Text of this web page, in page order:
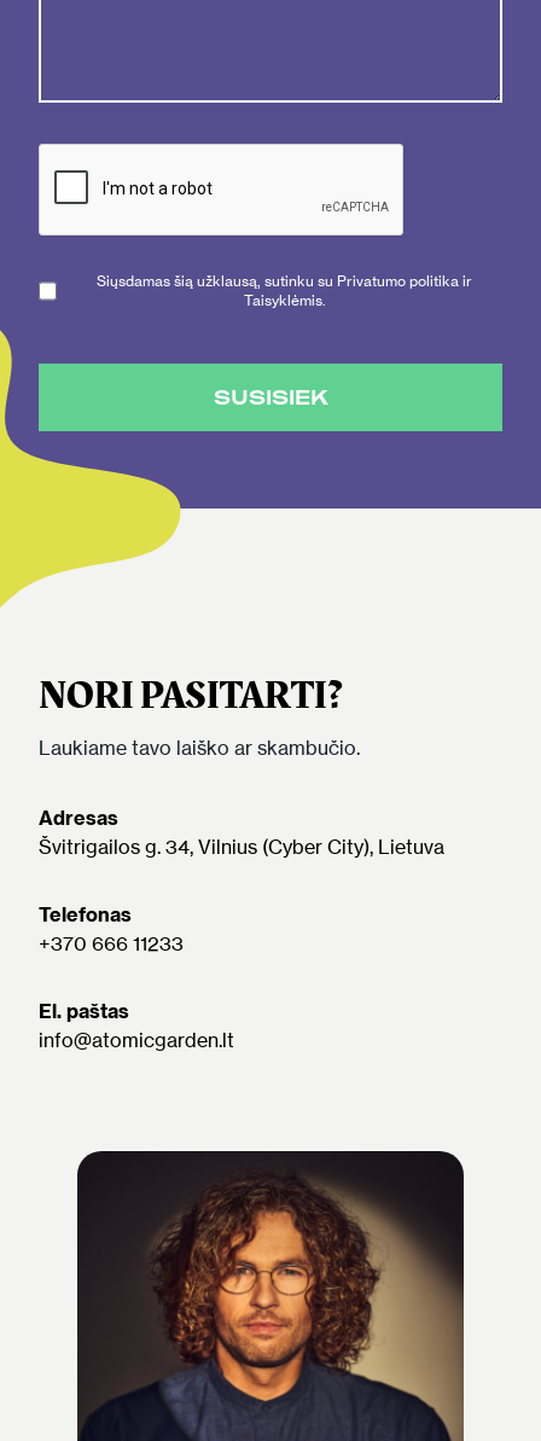
Siųsdamas šią užklausą, sutinku su Privatumo politika ir
Taisyklėmis.
SUSISIEK
NORI PASITARTI?
Laukiame tavo laiško ar skambučio.
Adresas
Švitrigailos g. 34, Vilnius (Cyber City), Lietuva
Telefonas
+370 666 11233
El. paštas
info@atomicgarden.lt